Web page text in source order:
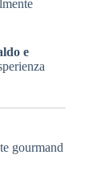
e
gourmand